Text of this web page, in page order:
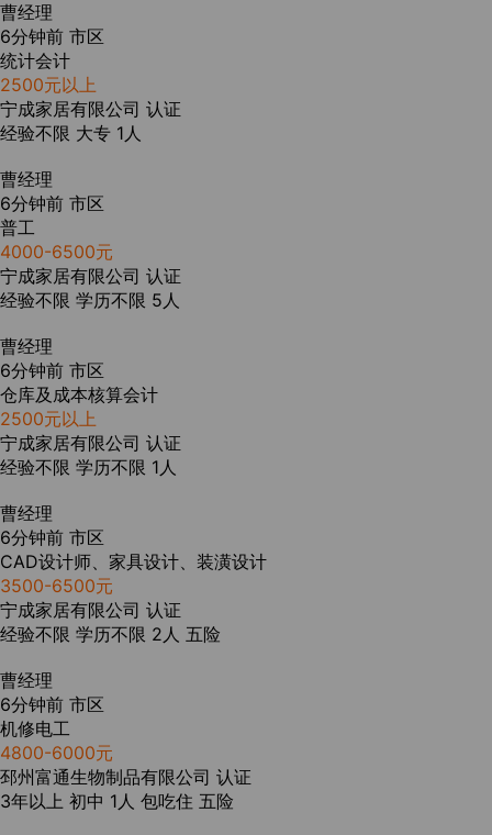
曹经理
6分钟前 市区
统计会计
2500元以上
宁成家居有限公司 认证
经验不限 大专 1人
曹经理
6分钟前 市区
普工
4000-6500元
宁成家居有限公司 认证
经验不限 学历不限 5人
曹经理
6分钟前 市区
仓库及成本核算会计
2500元以上
宁成家居有限公司 认证
经验不限 学历不限 1人
曹经理
6分钟前 市区
CAD设计师、家具设计、装潢设计
3500-6500元
宁成家居有限公司 认证
经验不限 学历不限 2人 五险
曹经理
6分钟前 市区
机修电工
4800-6000元
邳州富通生物制品有限公司 认证
3年以上 初中 1人 包吃住 五险